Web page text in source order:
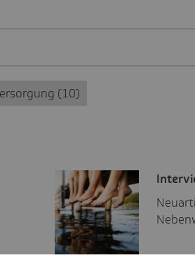
10